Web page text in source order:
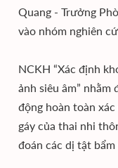
Quang - Trưởng
vào nhóm nghiên
NCKH “Xác định
ảnh siêu âm”
động hoàn toàn
gáy của thai nhi
đoán các dị tật